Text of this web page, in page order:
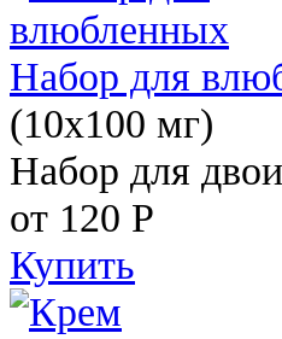
Набор для
(10х100 мг)
Набор для
от 120 Р
Купить